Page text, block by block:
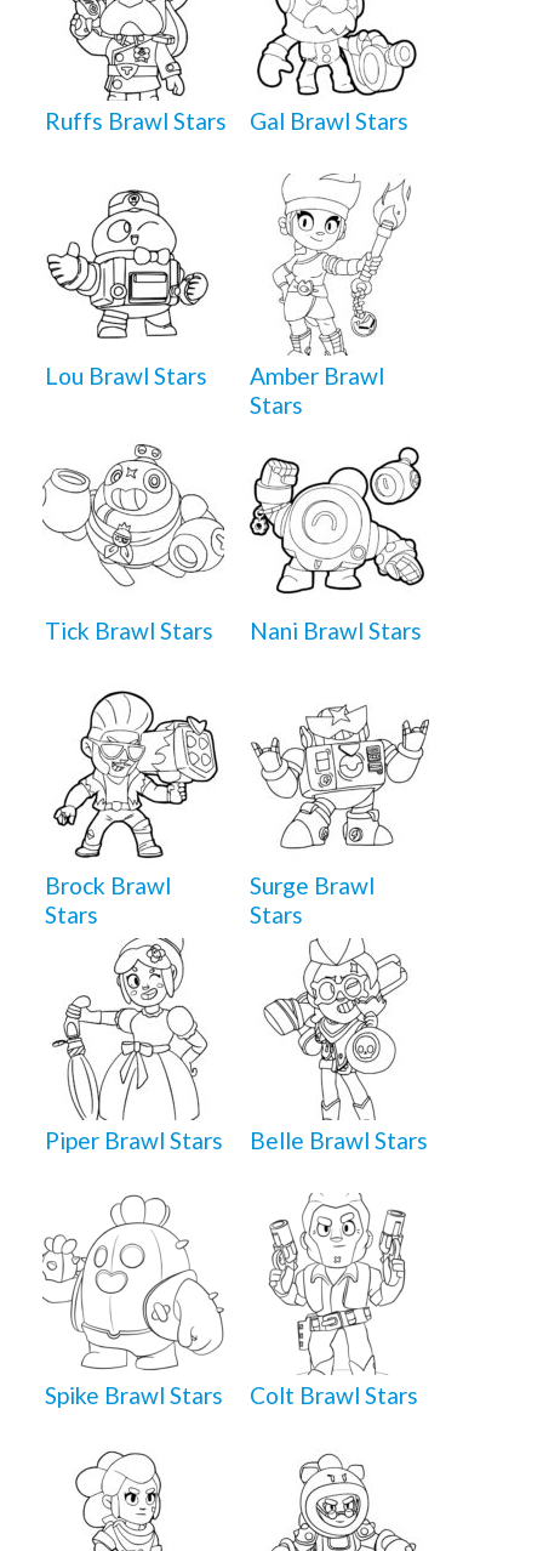
Ruffs Brawl Stars Gal Brawl Stars
Lou Brawl Stars
Amber Brawl
Stars
Tick Brawl Stars Nani Brawl Stars
Brock Brawl
Stars
Surge Brawl
Stars
Piper Brawl Stars Belle Brawl Stars
Spike Brawl Stars Colt Brawl Stars